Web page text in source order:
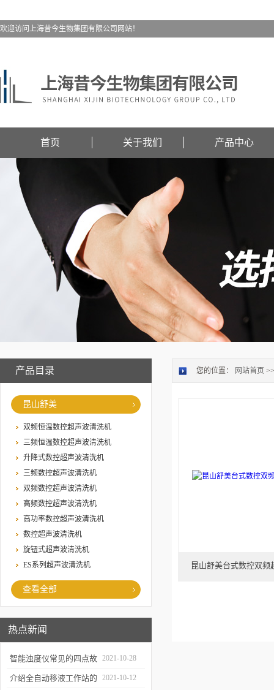
欢迎访问上海昔今生物集团有限公司网站！
首页 关于我们 产品中心
产品目录
昆山舒美
双频恒温数控超声波清洗机
三频恒温数控超声波清洗机
升降式数控超声波清洗机
三频数控超声波清洗机
双频数控超声波清洗机
高频数控超声波清洗机
高功率数控超声波清洗机
数控超声波清洗机
旋钮式超声波清洗机
ES系列超声波清洗机
查看全部
热点新闻
智能浊度仪常见的四点故
障
2021-10-28
介绍全自动移液工作站的 2021-10-12
您的位置： 网站首页
昆山舒美台式数控双频